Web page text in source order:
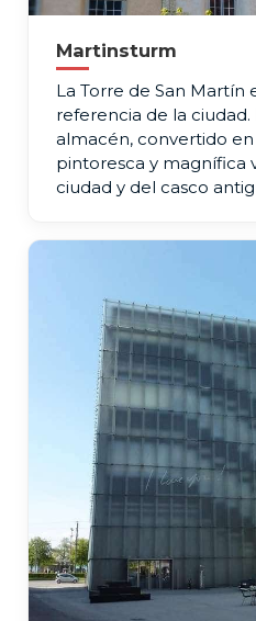
Martinsturm
La Torre de San Martín
referencia de la
almacén, convertido
pintoresca y magnífica
ciudad y del casco